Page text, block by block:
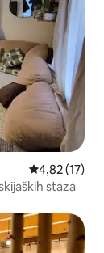
Prosječna
4,82 (17)
staza
gosti”